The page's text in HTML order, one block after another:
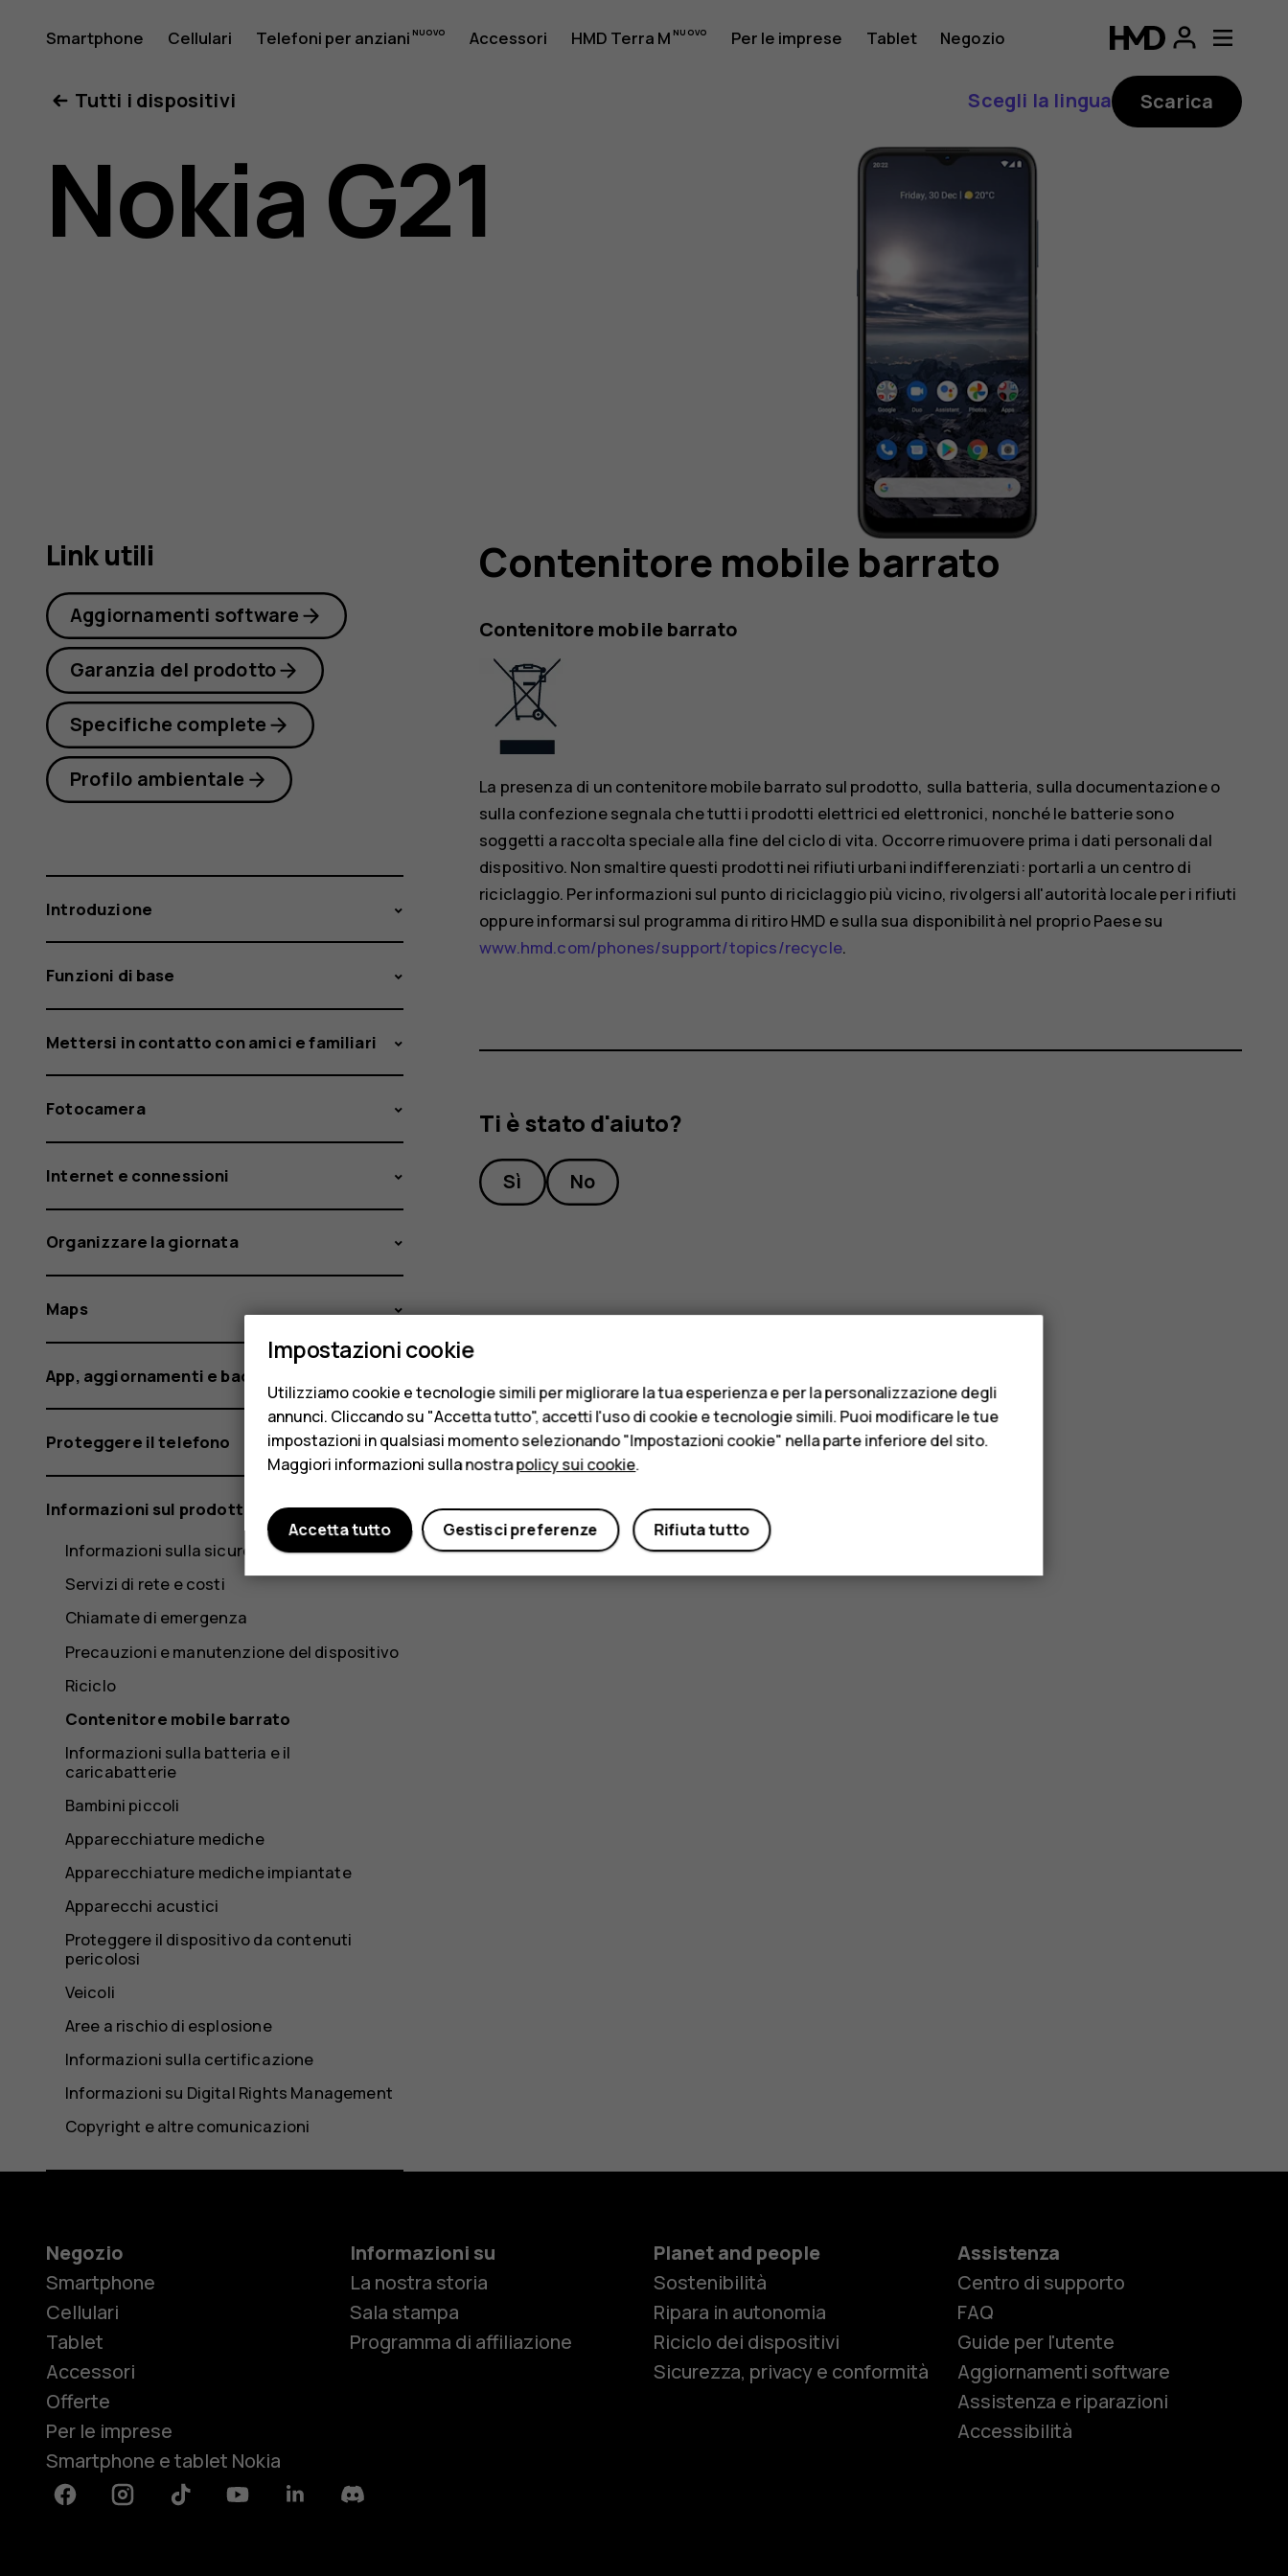
Manuale
d'uso
del
Smartphone Cellulari Telefoni per anziani Accessori HMD Terra M Per le imprese Tablet Negozio
Smartphone
Cellulari
Tutti i dispositivi
Scegli la lingua Scarica
Nokia G21
Contenitore mobile barrato
Contenitore mobile barrato
La presenza di un contenitore mobile barrato sul prodotto, sulla batteria, sulla documentazione o
sulla confezione segnala che tutti i prodotti elettrici ed elettronici, nonché le batterie sono
soggetti a raccolta speciale alla fine del ciclo di vita. Occorre rimuovere prima i dati personali dal
dispositivo. Non smaltire questi prodotti nei rifiuti urbani indifferenziati: portarli a un centro di
riciclaggio. Per informazioni sul punto di riciclaggio più vicino, rivolgersi all'autorità locale per i rifiuti
oppure informarsi sul programma di ritiro HMD e sulla sua disponibilità nel proprio Paese su
www.hmd.com/phones/support/topics/recycle.
Ti è stato d'aiuto?
Sì No
Link utili
Aggiornamenti software
Garanzia del prodotto
Specifiche complete
Profilo ambientale
Introduzione
Funzioni di base
Mettersi in contatto con amici e familiari
Fotocamera
Internet e connessioni
Organizzare la giornata
Maps
App, aggiornamenti e backup
Proteggere il telefono
Informazioni sul prodotto e la sicurezza
Informazioni sulla sicurezza
Servizi di rete e costi
Chiamate di emergenza
Precauzioni e manutenzione del dispositivo
Riciclo
Contenitore mobile barrato
Informazioni sulla batteria e il
caricabatterie
Bambini piccoli
Apparecchiature mediche
Apparecchiature mediche impiantate
Apparecchi acustici
Proteggere il dispositivo da contenuti
pericolosi
Veicoli
Aree a rischio di esplosione
Informazioni sulla certificazione
Informazioni su Digital Rights Management
Copyright e altre comunicazioni
Negozio
Smartphone
Cellulari
Tablet
Accessori
Offerte
Per le imprese
Smartphone e tablet Nokia
Informazioni su
La nostra storia
Sala stampa
Programma di affiliazione
Planet and people
Sostenibilità
Ripara in autonomia
Riciclo dei dispositivi
Sicurezza, privacy e conformità
Assistenza
Centro di supporto
FAQ
Guide per l'utente
Aggiornamenti software
Assistenza e riparazioni
Accessibilità
FacebookInstagramTiktok YoutubeLinkedinDiscord
Impostazioni cookie
Utilizziamo cookie e tecnologie simili per migliorare la tua esperienza e per la personalizzazione degli
annunci. Cliccando su "Accetta tutto", accetti l'uso di cookie e tecnologie simili. Puoi modificare le tue
impostazioni in qualsiasi momento selezionando "Impostazioni cookie" nella parte inferiore del sito.
Maggiori informazioni sulla nostrapolicy sui cookie.
Rifiuta tutto
Gestisci preferenze
Accetta tutto